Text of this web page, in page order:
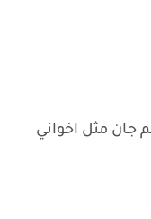
جان مثل اخواني